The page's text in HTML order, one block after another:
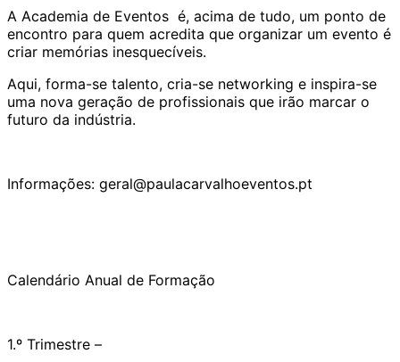
A Academia de Eventos é, acima de tudo, um ponto de
encontro para quem acredita que organizar um evento é
criar memórias inesquecíveis.
Aqui, forma-se talento, cria-se networking e inspira-se
uma nova geração de profissionais que irão marcar o
futuro da indústria.
Informações: geral@paulacarvalhoeventos.pt
Calendário Anual de Formação
1.º Trimestre –